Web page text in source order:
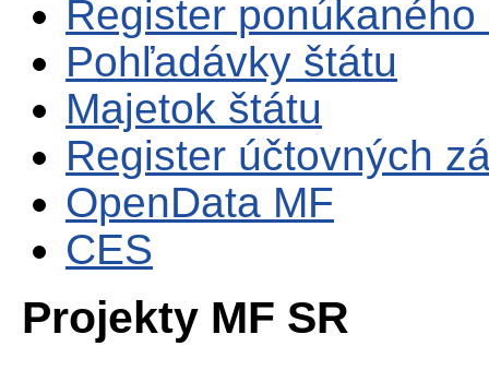
Register
Pohľadávky štátu
Majetok štátu
Register účtovných
OpenData MF
CES
Projekty MF SR